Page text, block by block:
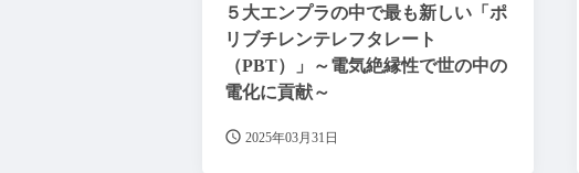
５大エンプラの中で最も新しい「ポ
リブチレンテレフタレート
（PBT）」～電気絶縁性で世の中の
電化に貢献～
2025年03月31日